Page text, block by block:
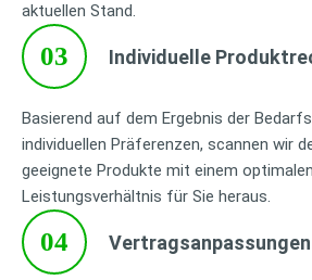
aktuellen Stand.
03 Individuelle
Basierend auf dem Ergebnis der
individuellen Präferenzen, scannen wir
geeignete Produkte mit einem
Leistungsverhältnis für Sie heraus.
04